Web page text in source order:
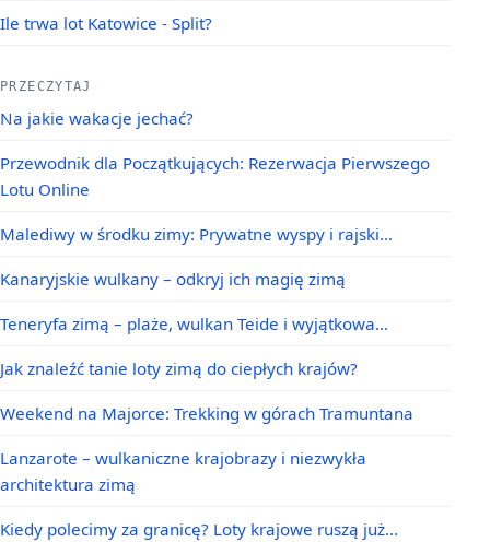
Ile trwa lot Katowice - Split?
PRZECZYTAJ
Na jakie wakacje jechać?
Przewodnik dla Początkujących: Rezerwacja Pierwszego
Lotu Online
Malediwy w środku zimy: Prywatne wyspy i rajski…
Kanaryjskie wulkany – odkryj ich magię zimą
Teneryfa zimą – plaże, wulkan Teide i wyjątkowa…
Jak znaleźć tanie loty zimą do ciepłych krajów?
Weekend na Majorce: Trekking w górach Tramuntana
Lanzarote – wulkaniczne krajobrazy i niezwykła
architektura zimą
Kiedy polecimy za granicę? Loty krajowe ruszą już…